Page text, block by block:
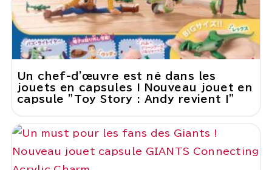
Un chef-d'œuvre est né dans les
jouets en capsules ! Nouveau jouet en
capsule "Toy Story : Andy revient !"